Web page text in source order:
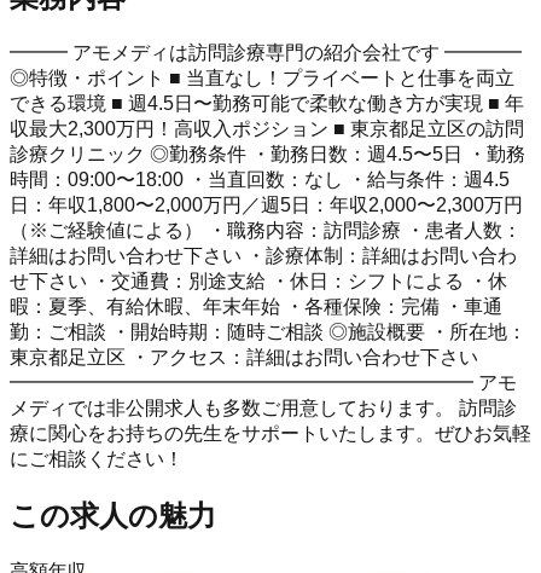
━━━ アモメディは訪問診療専門の紹介会社です ━━━━
◎特徴・ポイント ■ 当直なし！プライベートと仕事を両立
できる環境 ■ 週4.5日〜勤務可能で柔軟な働き方が実現 ■ 年
収最大2,300万円！高収入ポジション ■ 東京都足立区の訪問
診療クリニック ◎勤務条件 ・勤務日数：週4.5〜5日 ・勤務
時間：09:00〜18:00 ・当直回数：なし ・給与条件：週4.5
日：年収1,800〜2,000万円／週5日：年収2,000〜2,300万円
（※ご経験値による） ・職務内容：訪問診療 ・患者人数：
詳細はお問い合わせ下さい ・診療体制：詳細はお問い合わ
せ下さい ・交通費：別途支給 ・休日：シフトによる ・休
暇：夏季、有給休暇、年末年始 ・各種保険：完備 ・車通
勤：ご相談 ・開始時期：随時ご相談 ◎施設概要 ・所在地：
東京都足立区 ・アクセス：詳細はお問い合わせ下さい
━━━━━━━━━━━━━━━━━━━━━━━━ アモ
メディでは非公開求人も多数ご用意しております。 訪問診
療に関心をお持ちの先生をサポートいたします。ぜひお気軽
にご相談ください！
この求人の魅力